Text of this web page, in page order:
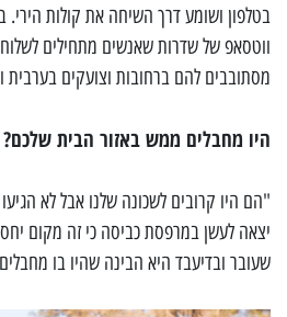
בטלפון ושומע דרך השיחה את קולות הירי.
ווטסאפ של שדרות שאנשים מתחילים
מסתובבים להם ברחובות וצועקים בערבית
היו מחבלים ממש באזור הבית שלכם?
"הם היו קרובים לשכונה שלנו אבל לא
יצאה לעשן במרפסת כביסה כי זה מקום
שעובר ובדיעבד היא הבינה שהיו בו